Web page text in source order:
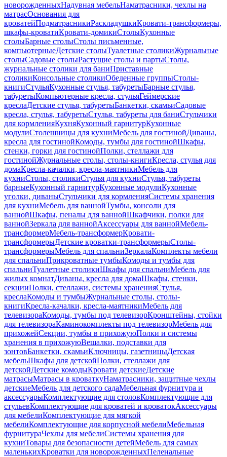
новорожденныхНадувная мебельНаматрасники, чехлы на
матрасОснования для
кроватейПодматрасникиРаскладушкиКровати-трансформеры,
шкафы-кроватиКровати-домикиСтолыКухонные
столыБарные столыСтолы письменные,
компьютерныеДетские столыТуалетные столикиЖурнальные
столыСадовые столыРастущие столы и партыСтолы,
журнальные столики для баниПриставные
столикиКонсольные столикиОбеденные группыСтолы-
книгиСтульяКухонные стулья, табуретыБарные стулья,
табуретыКомпьютерные кресла, стульяГеймерские
креслаДетские стулья, табуретыБанкетки, скамьиСадовые
кресла, стулья, табуретыСтулья, табуреты для баниСтульчики
для кормленияКухняКухонный гарнитурКухонные
модулиСтолешницы для кухниМебель для гостинойДиваны,
кресла для гостинойКомоды, тумбы для гостинойШкафы,
стенки, горки для гостинойПолки, стеллажи для
гостинойЖурнальные столы, столы-книгиКресла, стулья для
домаКресла-качалки, кресла-маятникиМебель для
кухниСтолы, столикиСтулья для кухниСтулья, табуреты
барныеКухонный гарнитурКухонные модулиКухонные
уголки, диваныСтульчики для кормленияСистемы хранения
для кухниМебель для ваннойТумбы, консоли для
ваннойШкафы, пеналы для ваннойШкафчики, полки для
ваннойЗеркала для ваннойАксессуары для ваннойМебель-
трансформерМебель-трансформерКровати-
трансформерыДетские кроватки-трансформерыСтолы-
трансформерыМебель для спальниЗеркалаКомплекты мебели
для спальниПрикроватные тумбыКомоды и тумбы для
спальниТуалетные столикиШкафы для спальниМебель для
жилых комнатДиваны, кресла для домаШкафы, стенки,
секцииПолки, стеллажи, системы храненияСтулья,
креслаКомоды и тумбыЖурнальные столы, столы-
книгиКресла-качалки, кресла-маятникиМебель для
телевизораКомоды, тумбы под телевизорКронштейны, стойки
для телевизораКаминокомплекты под телевизорМебель для
прихожейСекции, тумбы в прихожуюПолки и системы
хранения в прихожуюВешалки, подставки для
зонтовБанкетки, скамьиКлючницы, газетницыДетская
мебельШкафы для детскойПолки, стеллажи для
детскойДетские комодыКровати детскиеДетские
матрасыМатрасы в кроваткуНаматрасники, защитные чехлы
детскиеМебель для детского садаМебельная фурнитура и
аксессуарыКомплектующие для столовКомплектующие для
стульевКомплектующие для кроватей и кроватокАксессуары
для мебелиКомплектующие для мягкой
мебелиКомплектующие для корпусной мебелиМебельная
фурнитураЧехлы для мебелиСистемы хранения для
кухниТовары для безопасности детейМебель для самых
маленькихКроватки для новорожденныхПеленальные